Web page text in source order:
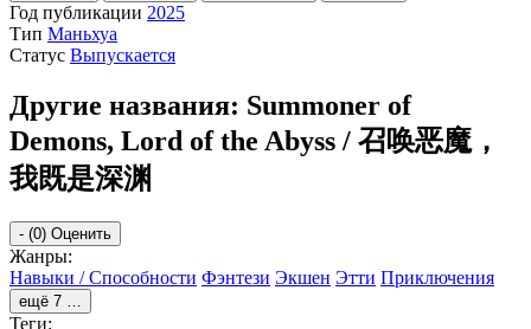
Год публикации 2025
Тип Маньхуа
Статус Выпускается
Другие названия: Summoner of
Demons, Lord of the Abyss / 召唤恶魔，
我既是深渊
- (0) Оценить
Жанры:
Навыки / Способности Фэнтези Экшен Этти Приключения
ещё 7 …
Теги: